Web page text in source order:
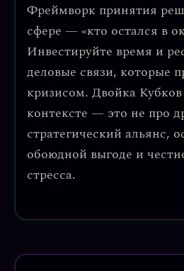
Фреймворк принятия
сфере — «кто остался в
Инвестируйте время и
деловые связи, которые
кризисом. Двойка
контексте — это не про
стратегический альянс,
обоюдной выгоде и
стресса.